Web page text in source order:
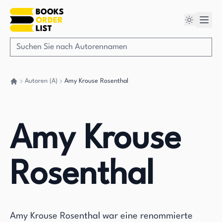
Autoren (A) Amy Krouse Rosenthal
Amy Krouse
Rosenthal
Amy Krouse Rosenthal war eine renommierte